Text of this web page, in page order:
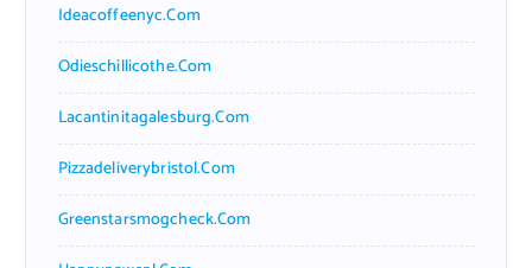
Ideacoffeenyc.com
Odieschillicothe.com
Lacantinitagalesburg.com
Pizzadeliverybristol.com
Greenstarsmogcheck.com